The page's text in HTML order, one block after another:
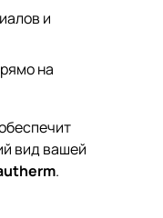
и
на
вид вашей
.